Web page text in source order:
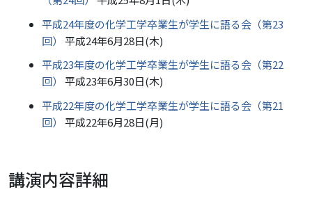
平成24年度の化学工学卒業生が学生に語る会（第23
回）
平成24年6月28日(木)
平成23年度の化学工学卒業生が学生に語る会（第22
回）
平成23年6月30日(木)
平成22年度の化学工学卒業生が学生に語る会（第21
回）
平成22年6月28日(月)
講演内容詳細